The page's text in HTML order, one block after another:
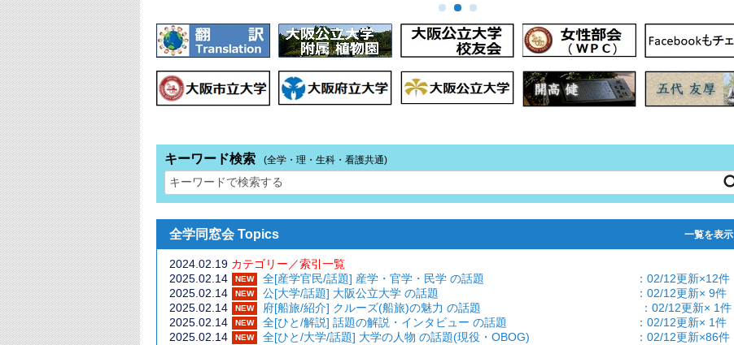
キーワード検索 (全学・理・生科・看護共通)
全学同窓会 Topics 一覧を表示
2024.02.19 カテゴリー／索引一覧
2025.02.14
NEW
全[産学官民/話題] 産学・官学・民学 の話題 ：02/12更新×12件
2025.02.14
NEW
公[大学/話題] 大阪公立大学 の話題 ：02/12更新× 9件
2025.02.14
NEW
府[船旅/紹介] クルーズ(船旅)の魅力 の話題 ：02/12更新× 1件
2025.02.14
NEW
全[ひと/解説] 話題の解説・インタビュー の話題 ：02/12更新× 1件
2025.02.14
NEW
全[ひと/大学/話題] 大学の人物 の話題(現役・OBOG) ：02/12更新×86件